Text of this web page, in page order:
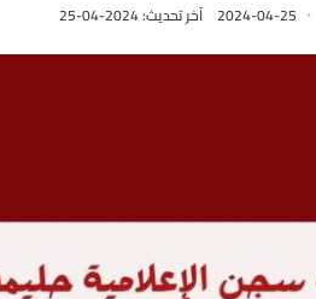
2024-04-25 آخر تحديث: 2024-04-25